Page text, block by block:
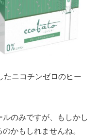
たニコチンゼロのヒー
のみですが、もしかし
かもしれませんね。